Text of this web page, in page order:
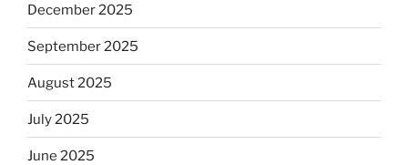
December 2025
September 2025
August 2025
July 2025
June 2025